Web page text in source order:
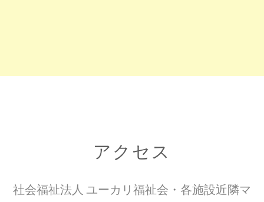
アクセス
社会福祉法人 ユーカリ福祉会・各施設近隣マ